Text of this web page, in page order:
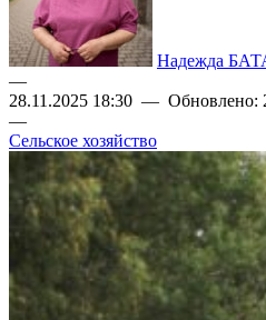
Надежда
—
28.11.2025 18:30 — Обновлено:
—
Сельское хозяйство